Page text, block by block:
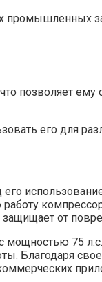
позволяет
его для
защищает от
75
Благодаря